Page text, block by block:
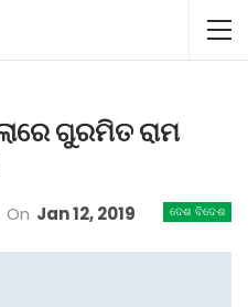
ଗୁରମିତ ରାମ
ଦେଶ ବିଦେଶ
On Jan 12, 2019